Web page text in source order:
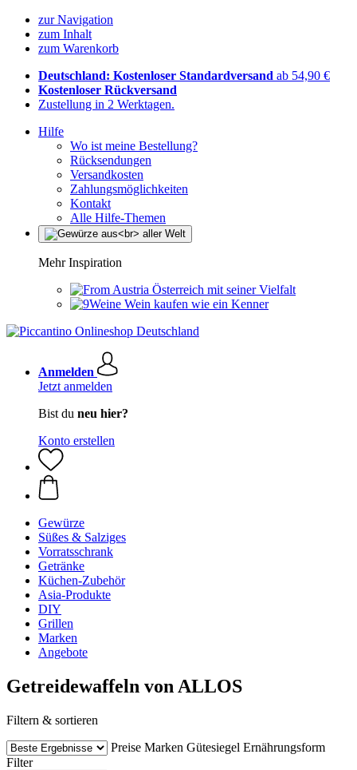
zur Navigation
zum Inhalt
zum Warenkorb
Deutschland: Kostenloser Standardversand ab 54,90 €
Kostenloser Rückversand
Zustellung in 2 Werktagen.
Hilfe
Wo ist meine Bestellung?
Rücksendungen
Versandkosten
Zahlungsmöglichkeiten
Kontakt
Alle Hilfe-Themen
Mehr Inspiration
Österreich mit seiner Vielfalt
Wein kaufen wie ein Kenner
Anmelden
Jetzt anmelden
Bist du neu hier?
Konto erstellen
Gewürze
Süßes & Salziges
Vorratsschrank
Getränke
Küchen-Zubehör
Asia-Produkte
DIY
Grillen
Marken
Angebote
Getreidewaffeln von ALLOS
Filtern & sortieren
Preise Marken Gütesiegel Ernährungsform
Filter